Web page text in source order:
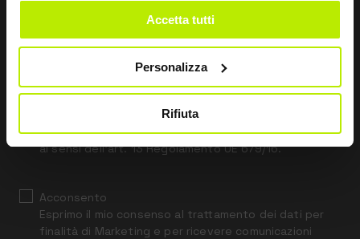
Accetta tutti
Personalizza
Rifiuta
Leave
blank
*Ho letto l’Informativa Privacy
ai sensi dell’art. 13 Regolamento UE 679/16.
Acconsento
Esprimo il mio consenso al trattamento dei dati per
finalità di Marketing e per ricevere comunicazioni